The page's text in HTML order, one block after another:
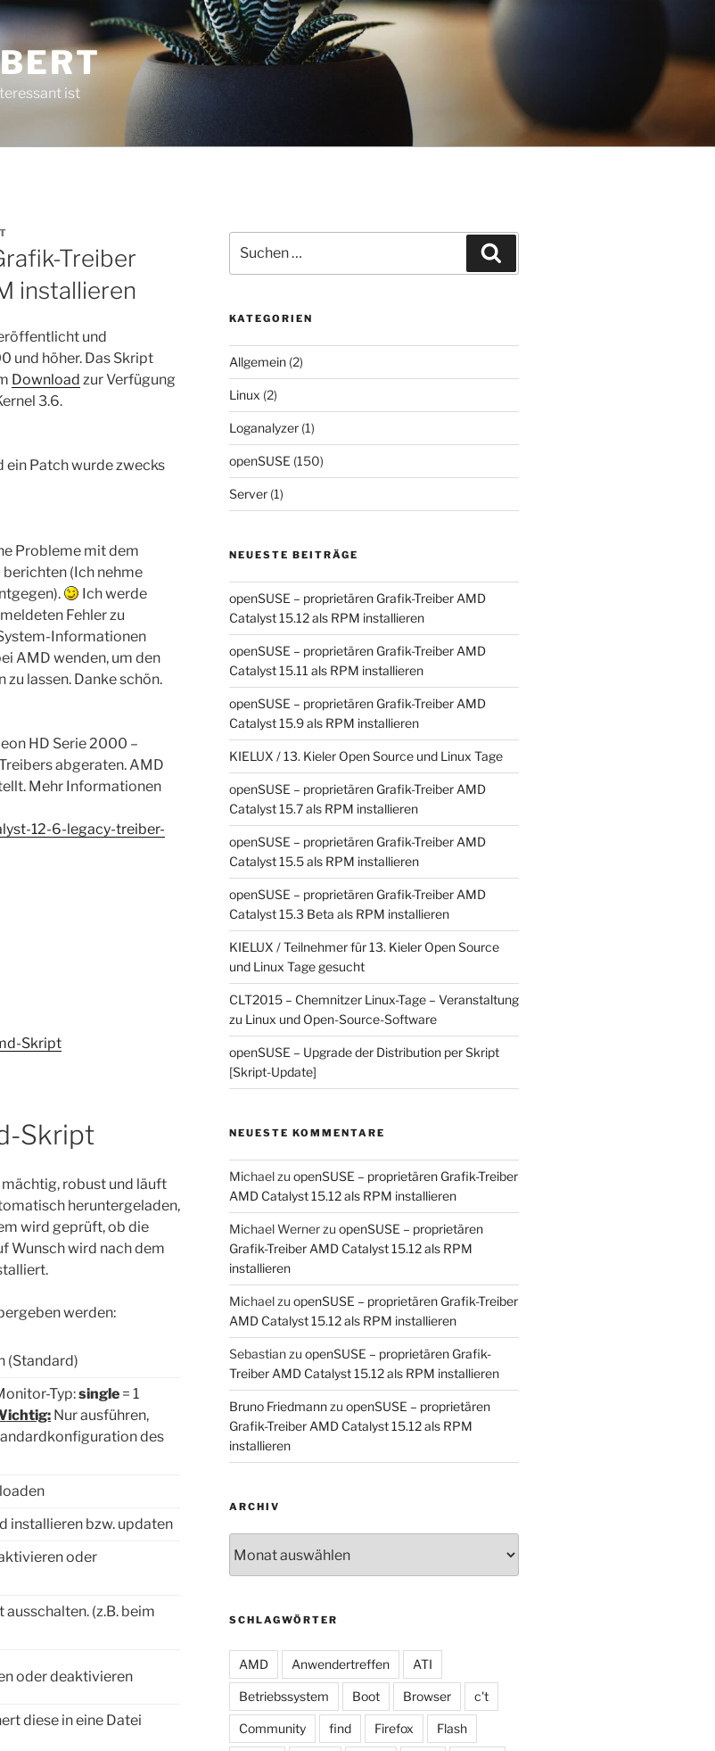
ist
Treiber
installieren
und
und höher. Das Skript
Download zur Verfügung
3.6.
ein Patch wurde zwecks
Probleme mit dem
(Ich nehme
Ich werde
Fehler zu
Informationen
AMD wenden, um den
zu lassen. Danke schön.
HD Serie 2000 –
abgeraten. AMD
Mehr Informationen
12-6-legacy-treiber-
Skript
Skript
mächtig, robust und läuft
heruntergeladen,
wird geprüft, ob die
Wunsch wird nach dem
werden:
(Standard)
Typ:single = 1
Nur ausführen,
des
installieren bzw. updaten
oder
(z.B. beim
oder deaktivieren
diese in eine Datei
nach:
KATEGORIEN
Allgemein(2)
Linux (2)
Loganalyzer(1)
openSUSE (150)
Server(1)
NEUESTE BEITRÄGE
openSUSE – proprietären Grafik-Treiber AMD
Catalyst 15.12 als RPM installieren
openSUSE – proprietären Grafik-Treiber AMD
Catalyst 15.11 als RPM installieren
openSUSE – proprietären Grafik-Treiber AMD
Catalyst 15.9 als RPM installieren
KIELUX / 13. Kieler Open Source und Linux Tage
openSUSE – proprietären Grafik-Treiber AMD
Catalyst 15.7 als RPM installieren
openSUSE – proprietären Grafik-Treiber AMD
Catalyst 15.5 als RPM installieren
openSUSE – proprietären Grafik-Treiber AMD
Catalyst 15.3 Beta als RPM installieren
KIELUX / Teilnehmer für 13. Kieler Open Source
und Linux Tage gesucht
CLT2015 – Chemnitzer Linux-Tage – Veranstaltung
zu Linux und Open-Source-Software
openSUSE – Upgrade der Distribution per Skript
[Skript-Update]
NEUESTE KOMMENTARE
Michaelzu openSUSE – proprietären Grafik-Treiber
AMD Catalyst 15.12 als RPM installieren
Michael Wernerzu openSUSE – proprietären
Grafik-Treiber AMD Catalyst 15.12 als RPM
installieren
Michaelzu openSUSE – proprietären Grafik-Treiber
AMD Catalyst 15.12 als RPM installieren
Sebastianzu openSUSE – proprietären Grafik-
Treiber AMD Catalyst 15.12 als RPM installieren
Bruno Friedmannzu openSUSE – proprietären
Grafik-Treiber AMD Catalyst 15.12 als RPM
installieren
ARCHIV
SCHLAGWÖRTER
AMD Anwendertreffen ATI
Betriebssystem Boot Browser c't
Community find Firefox Flash